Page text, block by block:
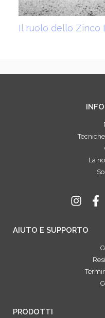
Il ruolo dello Zinco
La
AIUTO E SUPPORTO
PRODOTTI